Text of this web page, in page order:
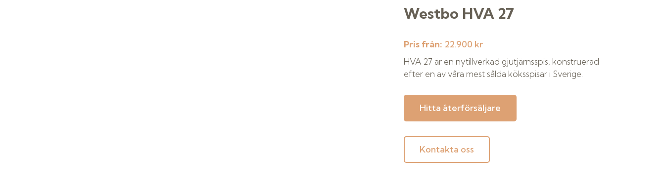
Westbo HVA 27
Pris från: 22.900 kr
HVA 27 är en nytillverkad gjutjärnsspis, konstruerad
efter en av våra mest sålda köksspisar i Sverige.
Hitta återförsäljare
Kontakta oss